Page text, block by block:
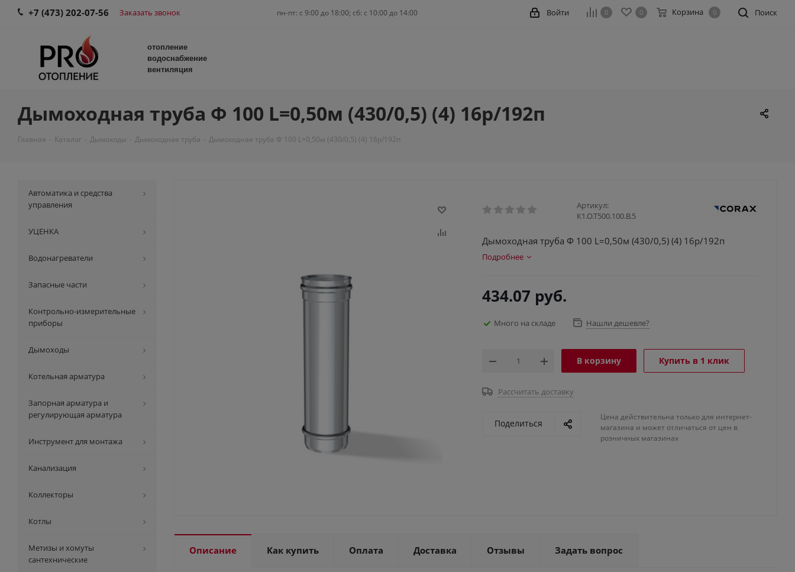
+7 (473) 202-07-56 Заказать звонок пн-пт: c 9:00 до 18:00; сб: с 10:00 до 14:00 Поиск
0 0 Корзина 0
Войти
отопление
водоснабжение
вентиляция
Дымоходная труба Ф 100 L=0,50м (430/0,5) (4) 16р/192п
Главная - Каталог - Дымоходы - Дымоходная труба - Дымоходная труба Ф 100 L=0,50м (430/0,5) (4) 16р/192п
Артикул:
К1.О.Т500.100.В.5
Дымоходная труба Ф 100 L=0,50м (430/0,5) (4) 16р/192п
Подробнее
434.07 руб.
Много на складе Нашли дешевле?
В корзину Купить в 1 клик
Рассчитать доставку
Поделиться
Цена действительна только для интернет-
магазина и может отличаться от цен в
розничных магазинах
Описание Как купить Оплата Доставка Отзывы Задать вопрос
Автоматика и средства
управления
УЦЕНКА
Водонагреватели
Запасные части
Контрольно-измерительные
приборы
Дымоходы
Котельная арматура
Запорная арматура и
регулирующая арматура
Инструмент для монтажа
Канализация
Коллекторы
Котлы
Метизы и хомуты
сантехнические